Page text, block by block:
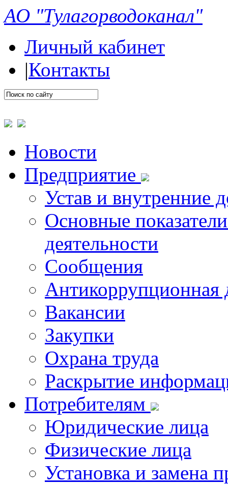
АО "Тулагорводоканал"
Личный кабинет
|Контакты
Новости
Предприятие
Устав и внутренние
Основные
деятельности
Сообщения
Антикоррупционная
Вакансии
Закупки
Охрана труда
Раскрытие
Потребителям
Юридические лица
Физические лица
Установка и замена